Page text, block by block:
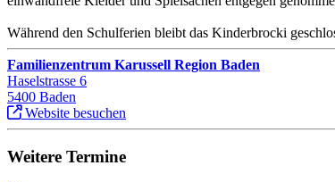
Während den Schulferien bleibt das Kinderbrocki
Familienzentrum Karussell Region Baden
Haselstrasse 6
5400 Baden
Website besuchen
Weitere Termine